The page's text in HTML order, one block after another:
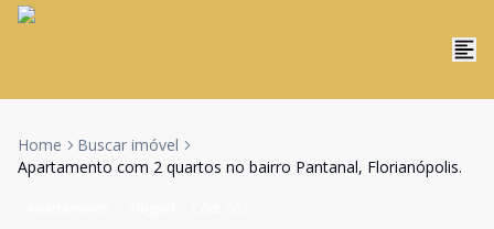
Home
Buscar imóvel
Apartamento com 2 quartos no bairro Pantanal, Florianópolis.